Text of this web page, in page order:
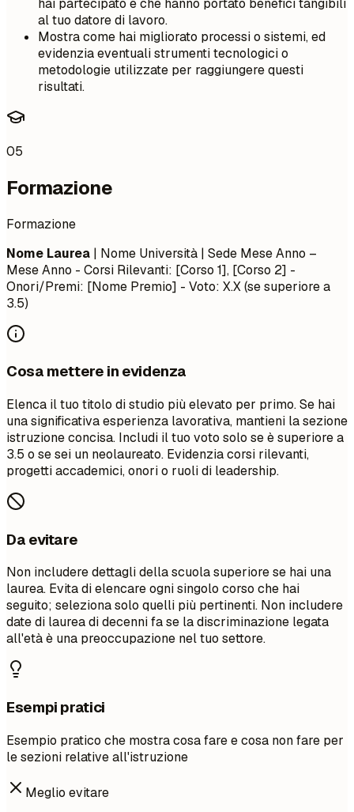
al tuo datore di lavoro.
Mostra come hai migliorato processi o sistemi, ed
evidenzia eventuali strumenti tecnologici o
metodologie utilizzate per raggiungere questi
risultati.
05
Formazione
Formazione
Nome Laurea | Nome Università | Sede Mese Anno –
Mese Anno - Corsi Rilevanti: [Corso 1], [Corso 2] -
Onori/Premi: [Nome Premio] - Voto: X.X (se superiore a
3.5)
Cosa mettere in evidenza
Elenca il tuo titolo di studio più elevato per primo. Se hai
una significativa esperienza lavorativa, mantieni la sezione
istruzione concisa. Includi il tuo voto solo se è superiore a
3.5 o se sei un neolaureato. Evidenzia corsi rilevanti,
progetti accademici, onori o ruoli di leadership.
Da evitare
Non includere dettagli della scuola superiore se hai una
laurea. Evita di elencare ogni singolo corso che hai
seguito; seleziona solo quelli più pertinenti. Non includere
date di laurea di decenni fa se la discriminazione legata
all'età è una preoccupazione nel tuo settore.
Esempi pratici
Esempio pratico che mostra cosa fare e cosa non fare per
le sezioni relative all'istruzione
Meglio evitare